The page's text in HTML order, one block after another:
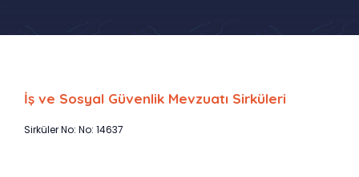
İş ve Sosyal Güvenlik Mevzuatı Sirküleri
Sirküler No: No: 14637